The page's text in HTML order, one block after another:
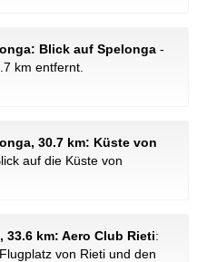
Blick auf Spelonga -
km entfernt.
30.7 km: Küste von
auf die Küste von
33.6 km: Aero Club Rieti:
von Rieti und den